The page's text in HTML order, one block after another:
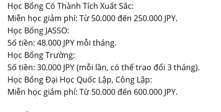
Học Bổng Có Thành Tích Xuất Sắc:
Miễn học giảm phí: Từ 50.000 đến 250.000 JPY.
Học Bổng JASSO:
Số tiền: 48.000 JPY mỗi tháng.
Học Bổng Trường:
Số tiền: 30.000 JPY (mỗi lần, có thể trao đổi 3 tháng).
Học Bổng Đại Học Quốc Lập, Công Lập:
Miễn học giảm phí: Từ 50.000 đến 600.000 JPY.